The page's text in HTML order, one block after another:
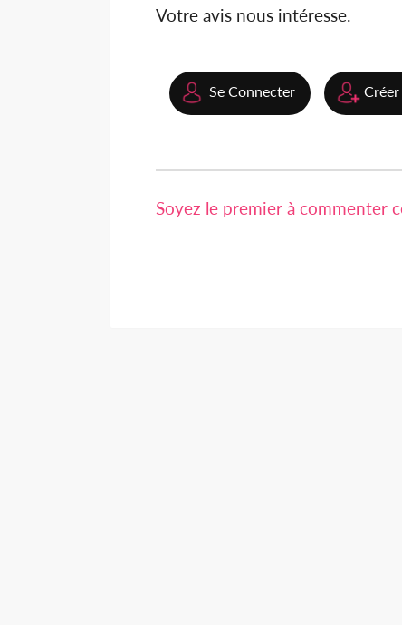
Votre avis nous intéresse.
Se Connecter
Soyez le premier à commenter